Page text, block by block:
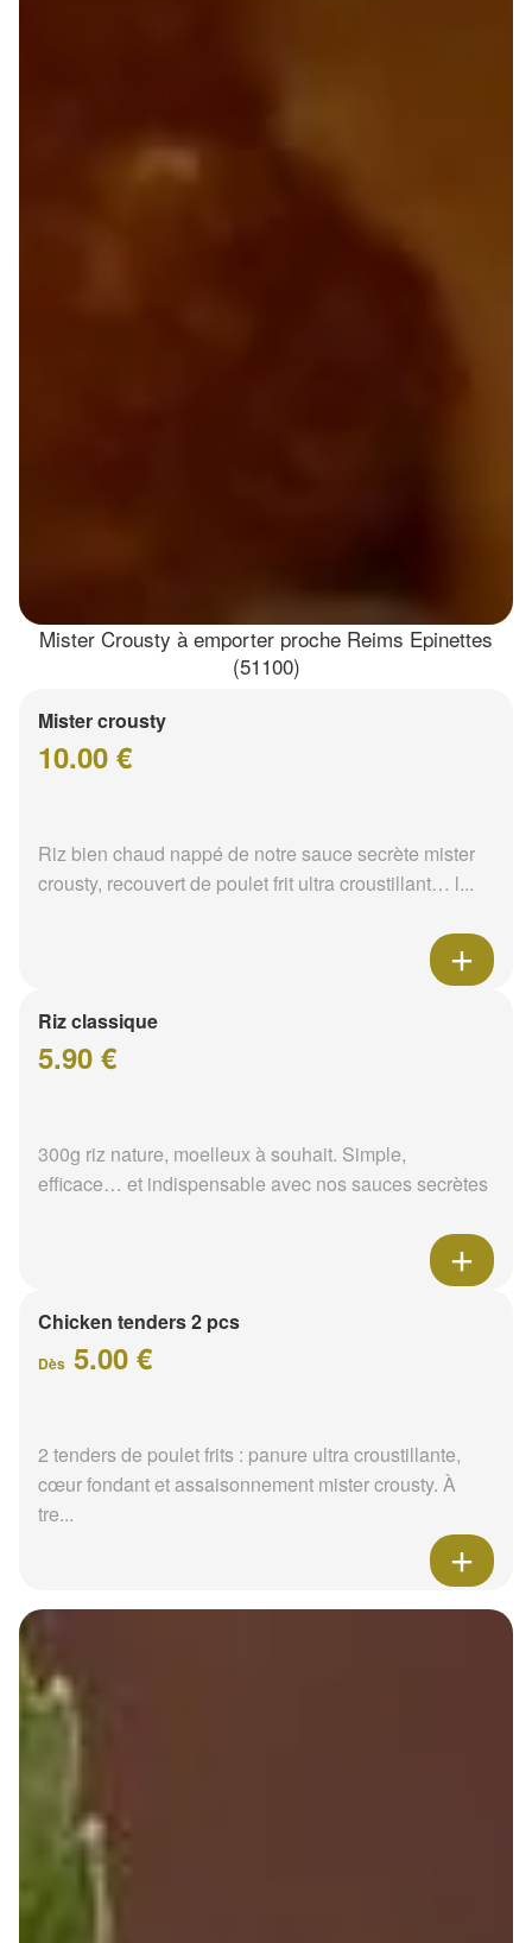
Mister Crousty à emporter proche Reims Epinettes
(51100)
Mister crousty
10.00 €
Riz bien chaud nappé de notre sauce secrète mister
crousty, recouvert de poulet frit ultra croustillant… l...
Riz classique
5.90 €
300g riz nature, moelleux à souhait. Simple,
efficace… et indispensable avec nos sauces secrètes
Chicken tenders 2 pcs
Dès 5.00 €
2 tenders de poulet frits : panure ultra croustillante,
cœur fondant et assaisonnement mister crousty. À
tre...